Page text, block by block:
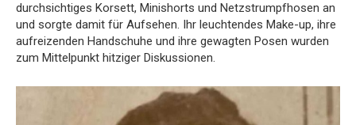
durchsichtiges Korsett, Minishorts und Netzstrumpfhosen an
und sorgte damit für Aufsehen. Ihr leuchtendes Make-up, ihre
aufreizenden Handschuhe und ihre gewagten Posen wurden
zum Mittelpunkt hitziger Diskussionen.